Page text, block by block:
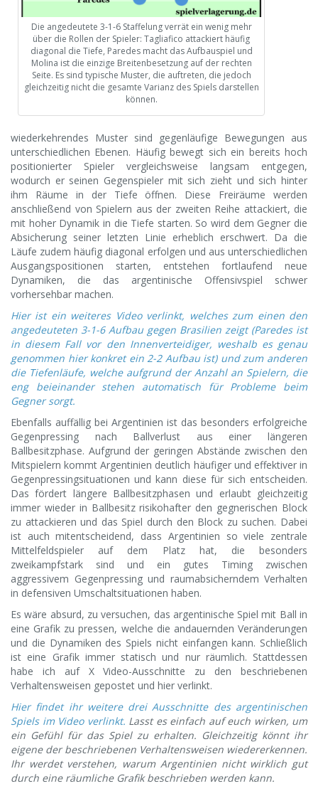
Die angedeutete 3-1-6 Staffelung verrät ein wenig mehr
über die Rollen der Spieler: Tagliafico attackiert häufig
diagonal die Tiefe, Paredes macht das Aufbauspiel und
Molina ist die einzige Breitenbesetzung auf der rechten
Seite. Es sind typische Muster, die auftreten, die jedoch
gleichzeitig nicht die gesamte Varianz des Spiels darstellen
können.
wiederkehrendes Muster sind gegenläufige Bewegungen aus
unterschiedlichen Ebenen. Häufig bewegt sich ein bereits hoch
positionierter Spieler vergleichsweise langsam entgegen,
wodurch er seinen Gegenspieler mit sich zieht und sich hinter
ihm Räume in der Tiefe öffnen. Diese Freiräume werden
anschließend von Spielern aus der zweiten Reihe attackiert, die
mit hoher Dynamik in die Tiefe starten. So wird dem Gegner die
Absicherung seiner letzten Linie erheblich erschwert. Da die
Läufe zudem häufig diagonal erfolgen und aus unterschiedlichen
Ausgangspositionen starten, entstehen fortlaufend neue
Dynamiken, die das argentinische Offensivspiel schwer
vorhersehbar machen.
Hier ist ein weiteres Video verlinkt, welches zum einen den
angedeuteten 3-1-6 Aufbau gegen Brasilien zeigt (Paredes ist
in diesem Fall vor den Innenverteidiger, weshalb es genau
genommen hier konkret ein 2-2 Aufbau ist) und zum anderen
die Tiefenläufe, welche aufgrund der Anzahl an Spielern, die
eng beieinander stehen automatisch für Probleme beim
Gegner sorgt.
Ebenfalls auffällig bei Argentinien ist das besonders erfolgreiche
Gegenpressing nach Ballverlust aus einer längeren
Ballbesitzphase. Aufgrund der geringen Abstände zwischen den
Mitspielern kommt Argentinien deutlich häufiger und effektiver in
Gegenpressingsituationen und kann diese für sich entscheiden.
Das fördert längere Ballbesitzphasen und erlaubt gleichzeitig
immer wieder in Ballbesitz risikohafter den gegnerischen Block
zu attackieren und das Spiel durch den Block zu suchen. Dabei
ist auch mitentscheidend, dass Argentinien so viele zentrale
Mittelfeldspieler auf dem Platz hat, die besonders
zweikampfstark sind und ein gutes Timing zwischen
aggressivem Gegenpressing und raumabsicherndem Verhalten
in defensiven Umschaltsituationen haben.
Es wäre absurd, zu versuchen, das argentinische Spiel mit Ball in
eine Grafik zu pressen, welche die andauernden Veränderungen
und die Dynamiken des Spiels nicht einfangen kann. Schließlich
ist eine Grafik immer statisch und nur räumlich. Stattdessen
habe ich auf X Video-Ausschnitte zu den beschriebenen
Verhaltensweisen gepostet und hier verlinkt.
Hier findet ihr weitere drei Ausschnitte des argentinischen
Spiels im Video verlinkt. Lasst es einfach auf euch wirken, um
ein Gefühl für das Spiel zu erhalten. Gleichzeitig könnt ihr
eigene der beschriebenen Verhaltensweisen wiedererkennen.
Ihr werdet verstehen, warum Argentinien nicht wirklich gut
durch eine räumliche Grafik beschrieben werden kann.